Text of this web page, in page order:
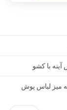
با کشو
میز لباس پوش